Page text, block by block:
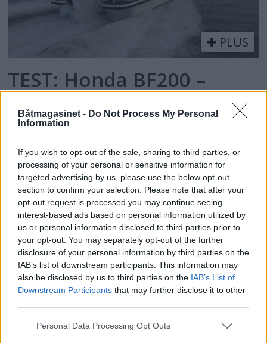
Båtmagasinet - Do Not Process My Personal
Information
If you wish to opt-out of the sale, sharing to third parties, or
processing of your personal or sensitive information for
targeted advertising by us, please use the below opt-out
section to confirm your selection. Please note that after your
opt-out request is processed you may continue seeing
interest-based ads based on personal information utilized by
us or personal information disclosed to third parties prior to
your opt-out. You may separately opt-out of the further
disclosure of your personal information by third parties on the
IAB’s list of downstream participants. This information may
also be disclosed by us to third parties on the IAB’s List of
Downstream Participants that may further disclose it to other
Personal Data Processing Opt Outs
PLUS
TEST: Honda BF200 –
Mange finesser
Topp 10: Disse båtene fikk
flest klikk i Testguiden i